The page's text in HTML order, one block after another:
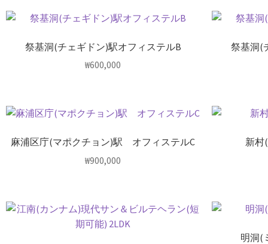
祭基洞(チェギドン)駅オフィステルB
₩600,000
祭基洞(
麻浦区庁(マポクチョン)駅 オフィステルC
₩900,000
新村
明洞(